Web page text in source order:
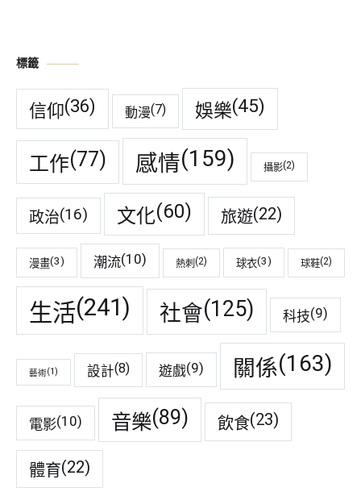
標籤
信仰(36) 動漫(7) 娛樂(45)
工作(77) 感情(159) 攝影(2)
政治(16) 文化(60) 旅遊(22)
漫畫(3) 潮流(10) 熱刺 (2) 球衣(3) 球鞋(2)
生活(241) 社會(125) 科技(9)
藝術(1) 設計(8) 遊戲(9) 關係(163)
電影(10) 音樂(89) 飲食(23)
體育(22)